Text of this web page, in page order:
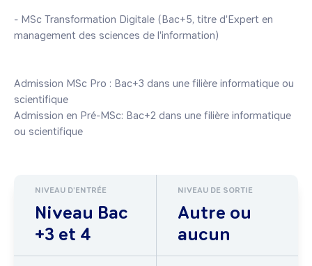
- MSc Transformation Digitale (Bac+5, titre d'Expert en
management des sciences de l'information)
Admission MSc Pro : Bac+3 dans une filière informatique ou
scientifique
Admission en Pré-MSc: Bac+2 dans une filière informatique
ou scientifique
NIVEAU D'ENTRÉE
Niveau Bac
+3 et 4
NIVEAU DE SORTIE
Autre ou
aucun